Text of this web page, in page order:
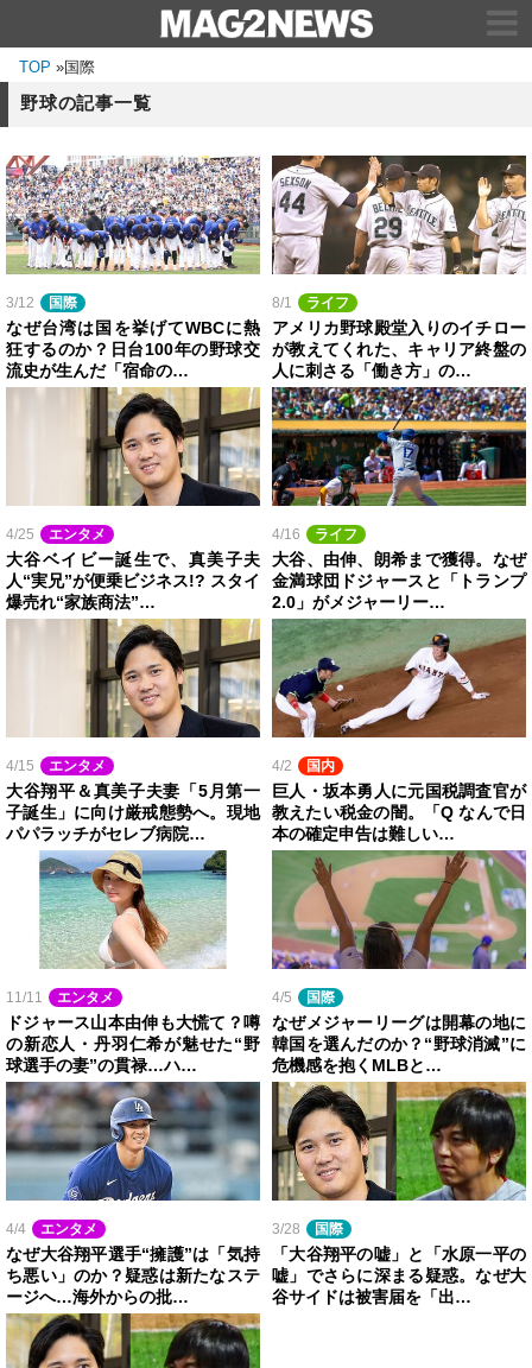
TOP »国際
野球の記事一覧
3/12 国際
なぜ台湾は国を挙げてWBCに熱
狂するのか？日台100年の野球交
流史が生んだ「宿命の…
8/1 ライフ
アメリカ野球殿堂入りのイチロー
が教えてくれた、キャリア終盤の
人に刺さる「働き方」の…
4/25 エンタメ
大谷ベイビー誕生で、真美子夫
人“実兄”が便乗ビジネス!? スタイ
爆売れ“家族商法”…
4/16 ライフ
大谷、由伸、朗希まで獲得。なぜ
金満球団ドジャースと「トランプ
2.0」がメジャーリー…
4/15 エンタメ
大谷翔平＆真美子夫妻「5月第一
子誕生」に向け厳戒態勢へ。現地
パパラッチがセレブ病院…
4/2 国内
巨人・坂本勇人に元国税調査官が
教えたい税金の闇。「Q なんで日
本の確定申告は難しい…
11/11 エンタメ
ドジャース山本由伸も大慌て？噂
の新恋人・丹羽仁希が魅せた“野
球選手の妻”の貫禄…ハ…
4/5 国際
なぜメジャーリーグは開幕の地に
韓国を選んだのか？“野球消滅”に
危機感を抱くMLBと…
4/4 エンタメ
なぜ大谷翔平選手“擁護”は「気持
ち悪い」のか？疑惑は新たなステ
ージへ…海外からの批…
3/28 国際
「大谷翔平の嘘」と「水原一平の
嘘」でさらに深まる疑惑。なぜ大
谷サイドは被害届を「出…